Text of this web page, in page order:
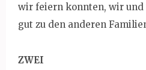
wir feiern konnten, wir und
gut zu den anderen
ZWEI